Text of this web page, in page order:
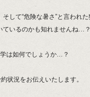
して“危険な暑さ”と言われ
ているのかも知れませんね…
は如何でしょうか…？
状況をお伝えいたします。